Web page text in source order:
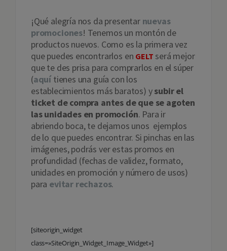
¡Qué alegría nos da presentar nuevas
promociones! Tenemos un montón de
productos nuevos. Como es la primera vez
que puedes encontrarlos en GELT será mejor
que te des prisa para comprarlos en el súper
(aquí tienes una guía con los
establecimientos más baratos) ysubir el
ticket de compra antes de que se agoten
las unidades en promoción. Para ir
abriendo boca, te dejamos unos ejemplos
de lo que puedes encontrar. Si pinchas en las
imágenes, podrás ver estas promos en
profundidad (fechas de validez, formato,
unidades en promoción y número de usos)
para evitar rechazos.
[siteorigin_widget
class=»SiteOrigin_Widget_Image_Widget»]